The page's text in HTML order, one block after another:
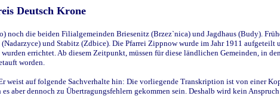
Deutsch Krone
die beiden Filialgemeinden Briesenitz (Brzez`nica) und Jagdhaus (Budy).
und Stabitz (Zdbice). Die Pfarrei Zippnow wurde im Jahr 1911
errichtet. Ab diesem Zeitpunkt, müssen für diese ländlichen Gemeinden, in
worden.
weist auf folgende Sachverhalte hin: Die vorliegende Transkription ist von einer
aber dennoch zu Übertragungsfehlern gekommen sein. Deshalb wird kein